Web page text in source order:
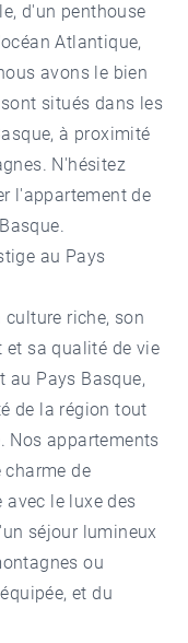
d'un penthouse
Atlantique,
avons le bien
situés dans les
à proximité
N'hésitez
l'appartement de
.
au Pays
culture riche, son
sa qualité de vie
au Pays Basque,
de la région tout
Nos appartements
charme de
le luxe des
séjour lumineux
ou
et du